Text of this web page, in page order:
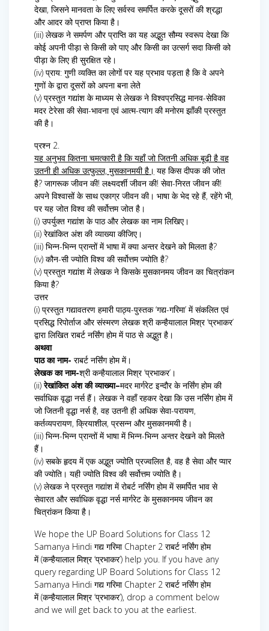
देखा, जिसने मानवता के लिए सर्वस्व समर्पित करके दूसरों की श्रद्धा
और आदर को प्राप्त किया है।
(iii) लेखक ने समर्पण और प्राप्ति का यह अद्भुत सौम्य स्वरूप देखा कि
कोई अपनी पीड़ा से किसी को पाए और किसी का उत्सर्ग सदा किसी को
पीड़ा के लिए ही सुरक्षित रहे।
(iv) प्राय: गुणी व्यक्ति का लोगों पर यह प्रभाव पड़ता है कि वे अपने
गुणों के द्वारा दूसरों को अपना बना लेते
(v) प्रस्तुत गद्यांश के माध्यम से लेखक ने विश्वप्रसिद्ध मानव-सेविका
मदर टेरेसा की सेवा-भावना एवं आत्म-त्याग की मनोरम झाँकी प्रस्तुत
की है।
प्रश्न 2.
यह अनुभव कितना चमत्कारी है कि यहाँ जो जितनी अधिक बूढ़ी है वह
उतनी ही अधिक उत्फुल्ल, मुसकानमयी है। यह किस दीपक की जोत
है? जागरूक जीवन की! लक्ष्यदर्शी जीवन की! सेवा-निरत जीवन की!
अपने विश्वासों के साथ एकाग्र जीवन की। भाषा के भेद रहे हैं, रहेंगे भी,
पर यह जोत विश्व की सर्वोत्तम जोत है।
(i) उपर्युक्त गद्यांश के पाठ और लेखक का नाम लिखिए।
(ii) रेखांकित अंश की व्याख्या कीजिए।
(iii) भिन्न-भिन्न प्रान्तों में भाषा में क्या अन्तर देखने को मिलता है?
(iv) कौन-सी ज्योति विश्व की सर्वोत्तम ज्योति है?
(v) प्रस्तुत गद्यांश में लेखक ने किसके मुसकानमय जीवन का चित्रांकन
किया है?
उत्तर
(i) प्रस्तुत गद्यावतरण हमारी पाठ्य-पुस्तक ‘गद्य-गरिमा’ में संकलित एवं
प्रसिद्ध रिपोर्ताज और संस्मरण लेखक श्री कन्हैयालाल मिश्र ‘प्रभाकर’
द्वारा लिखित राबर्ट नर्सिंग होम में पाठ से अद्भुत है।
अथवा
पाठ का नाम- राबर्ट नर्सिंग होम में।
लेखक का नाम-श्री कन्हैयालाल मिश्र ‘प्रभाकर’।
(ii)रेखांकित अंश की व्याख्या–मदर मार्गरेट इन्दौर के नर्सिंग होम की
सर्वाधिक वृद्धा नर्स हैं। लेखक ने वहाँ रहकर देखा कि उस नर्सिंग होम में
जो जितनी वृद्धा नर्स है, वह उतनी ही अधिक सेवा-परायण,
कर्तव्यपरायण, क्रियाशील, प्रसन्न और मुसकानमयी है।
(iii) भिन्न-भिन्न प्रान्तों में भाषा में भिन्न-भिन्न अन्तर देखने को मिलते
हैं।
(iv) सबके हृदय में एक अद्भुत ज्योति प्रज्वलित है, वह है सेवा और प्यार
की ज्योति। यही ज्योति विश्व की सर्वोत्तम ज्योति है।
(v) लेखक ने प्रस्तुत गद्यांश में रोबर्ट नर्सिंग होम में समर्पित भाव से
सेवारत और सर्वाधिक वृद्धा नर्स मार्गरेट के मुसकानमय जीवन का
चित्रांकन किया है।
We hope the UP Board Solutions for Class 12
Samanya Hindi गद्य गरिमा Chapter 2 राबर्ट नर्सिंग होम
में (कन्हैयालाल मिश्र ‘प्रभाकर’) help you. If you have any
query regarding UP Board Solutions for Class 12
Samanya Hindi गद्य गरिमा Chapter 2 राबर्ट नर्सिंग होम
में (कन्हैयालाल मिश्र ‘प्रभाकर’), drop a comment below
and we will get back to you at the earliest.